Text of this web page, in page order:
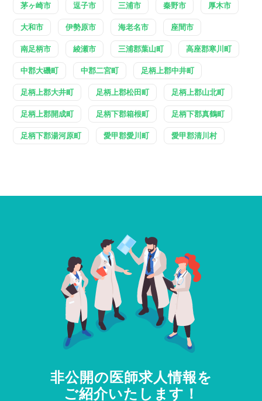
茅ヶ崎市 逗子市 三浦市 秦野市 厚木市
大和市 伊勢原市 海老名市 座間市
南足柄市 綾瀬市 三浦郡葉山町 高座郡寒川町
中郡大磯町 中郡二宮町 足柄上郡中井町
足柄上郡大井町 足柄上郡松田町 足柄上郡山北町
足柄上郡開成町 足柄下郡箱根町 足柄下郡真鶴町
足柄下郡湯河原町 愛甲郡愛川町 愛甲郡清川村
非公開の医師求人情報を
ご紹介いたします！